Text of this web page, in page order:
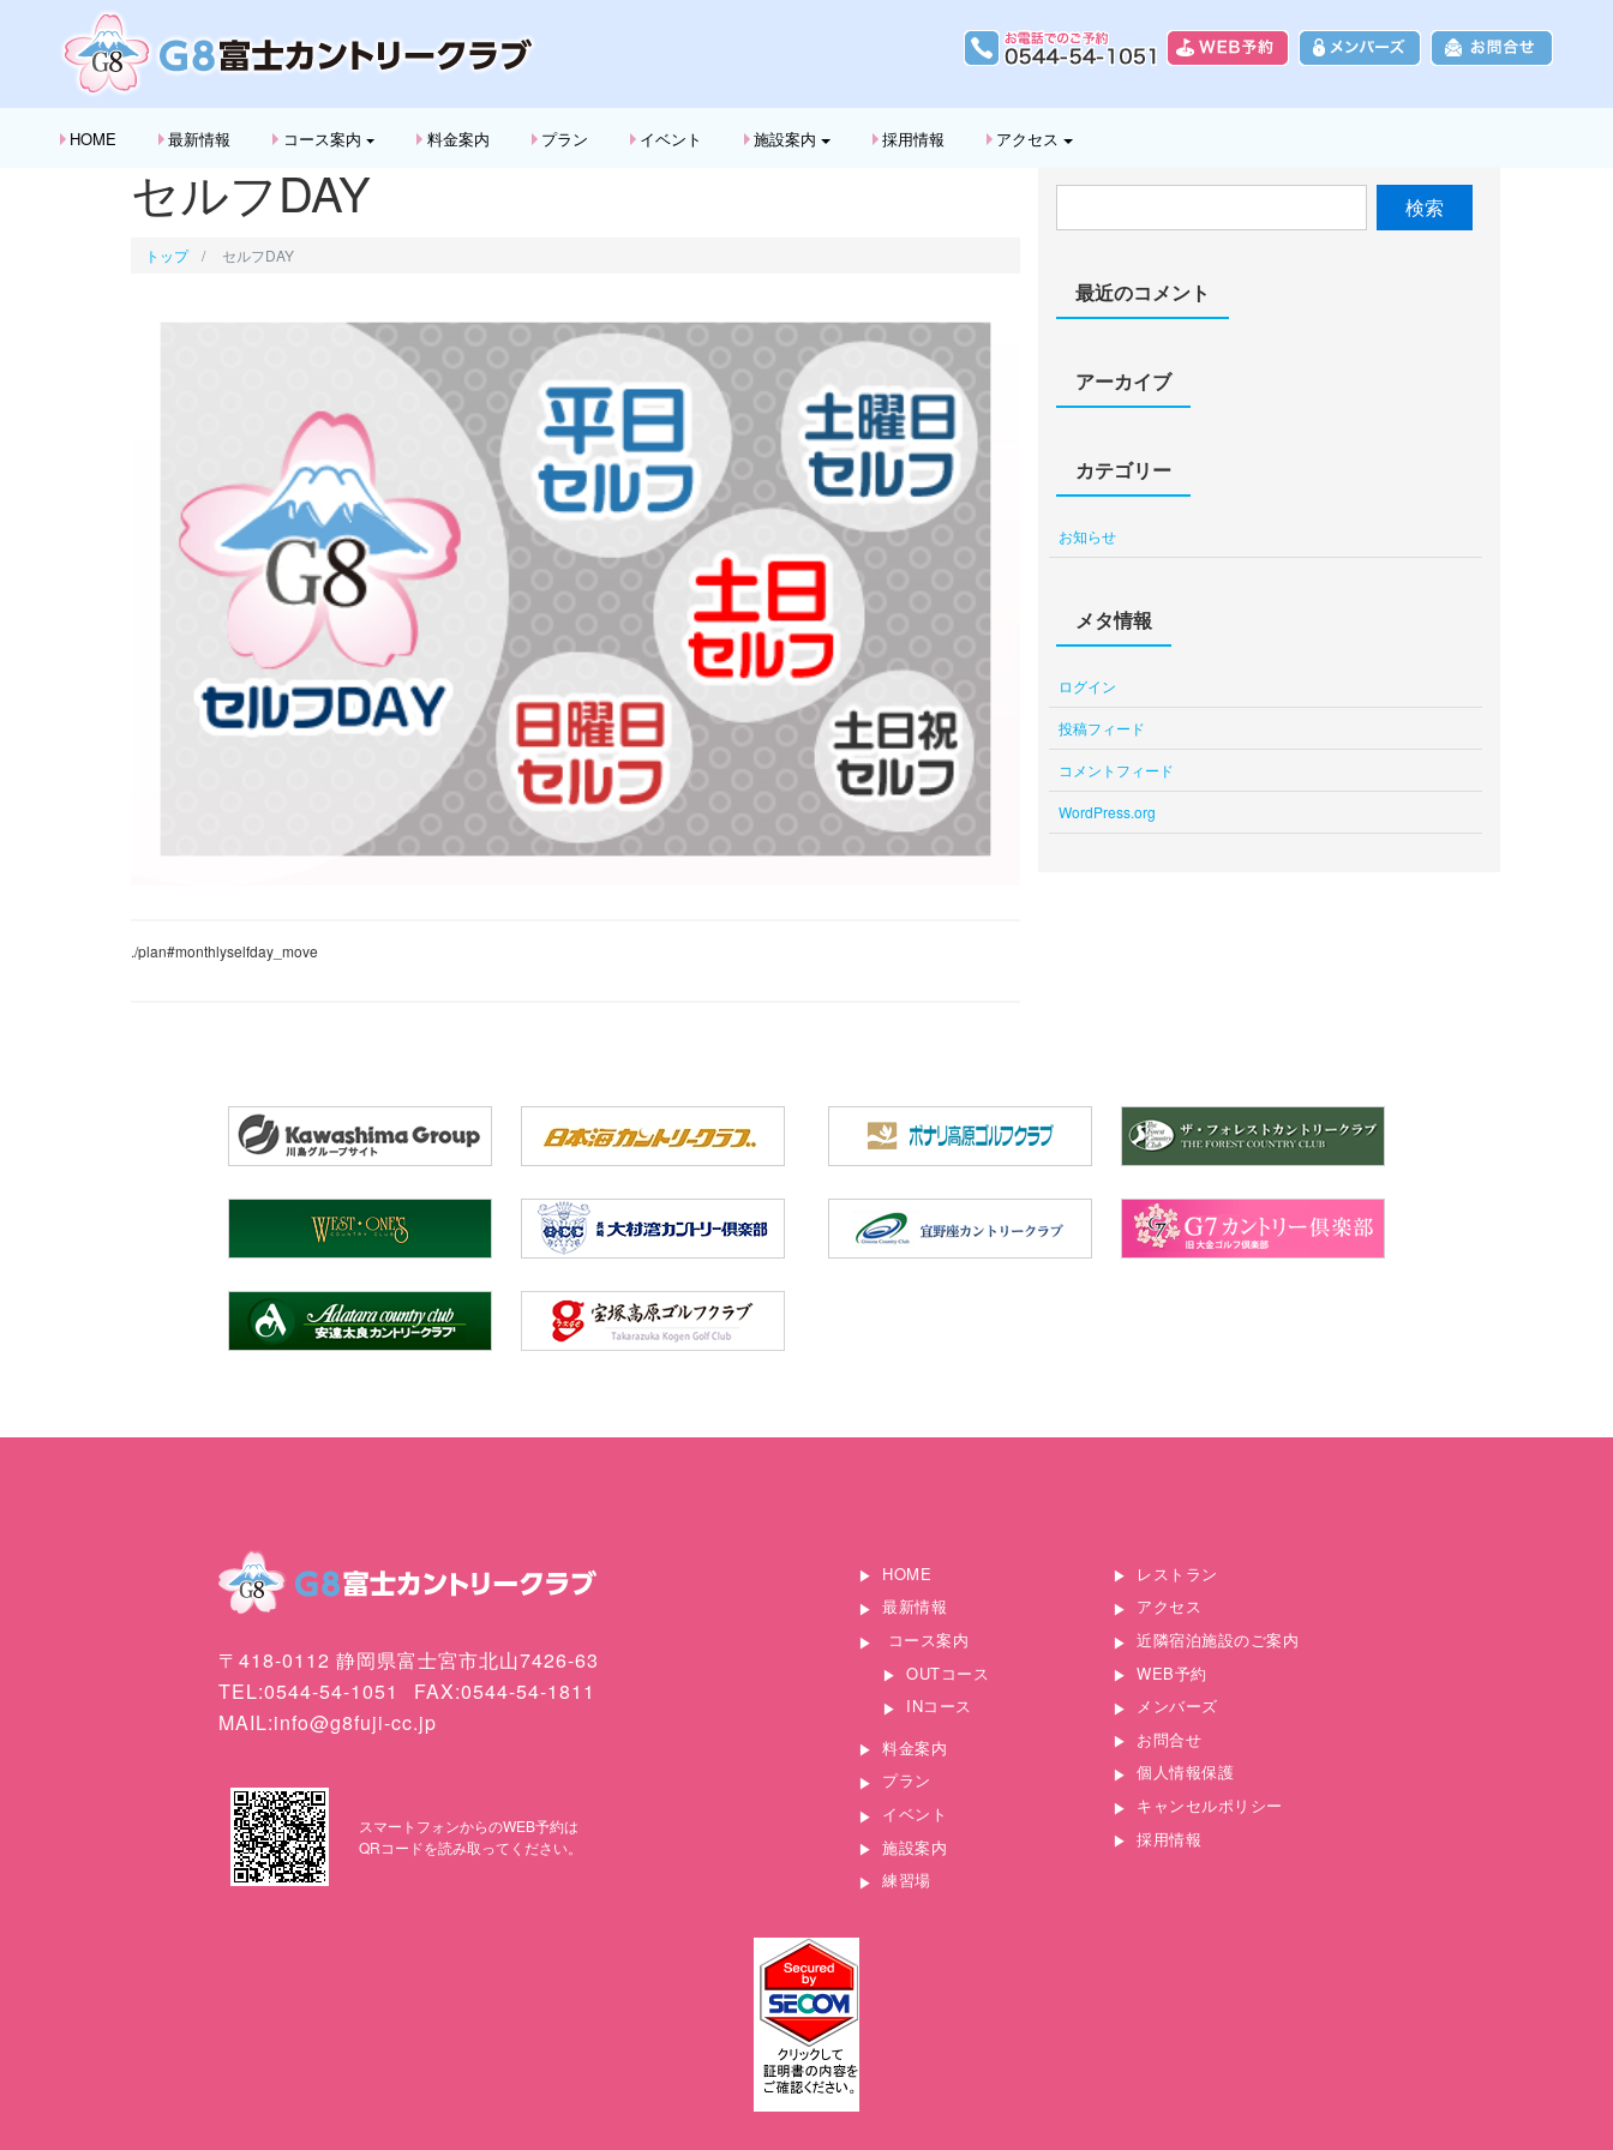
G8富士カントリークラブ｜富士山に一番近
HOME 最新情報 コース案内 料金案内 プラン イベント 施設案内 採用情報 アクセス
セルフDAY
トップ セルフDAY
./plan#monthlyselfday_move
最近のコメント
アーカイブ
カテゴリー
お知らせ
メタ情報
ログイン
投稿フィード
コメントフィード
WordPress.org
〒418-0112 静岡県富士宮市北山7426-63
TEL:0544-54-1051
FAX:0544-54-1811
MAIL:info@g8fuji-cc.jp
スマートフォンからのWEB予約は
QRコードを読み取ってください。
HOME
最新情報
コース案内
OUTコース
INコース
料金案内
プラン
イベント
施設案内
練習場
レストラン
アクセス
近隣宿泊施設のご案内
WEB予約
メンバーズ
お問合せ
個人情報保護
キャンセルポリシー
採用情報